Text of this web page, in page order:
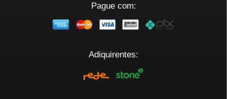
Pague com:
Adiquirentes: